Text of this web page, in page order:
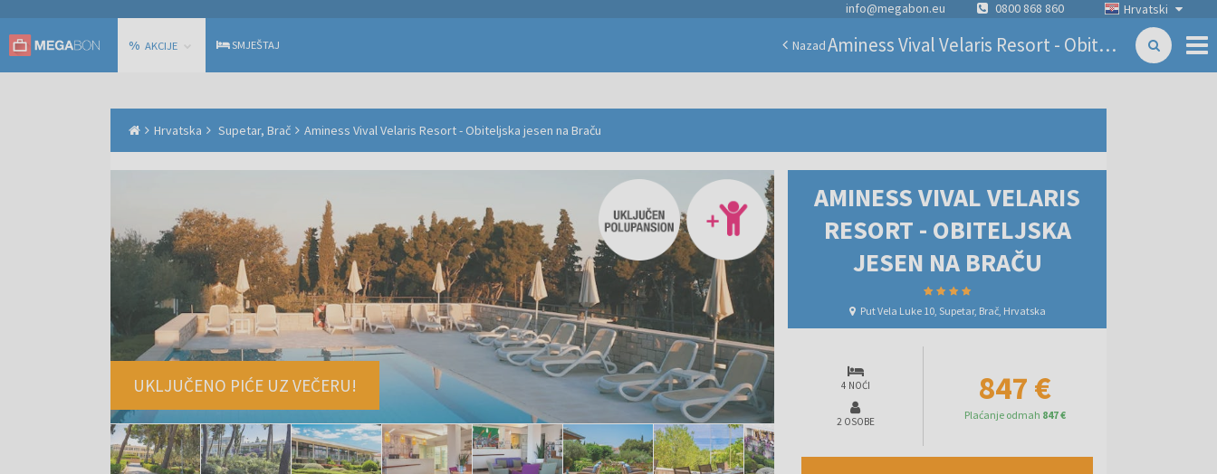
Hrvatski
info@megabon.eu 0800 868 860
% AKCIJE SMJEŠTAJ Nazad Aminess Vival Velaris Resort - Obiteljska jesen na Braču
Hrvatska Supetar, Brač Aminess Vival Velaris Resort - Obiteljska jesen na Braču
AMINESS VIVAL VELARIS
RESORT - OBITELJSKA
JESEN NA BRAČU
Put Vela Luke 10, Supetar, Brač, Hrvatska
4 NOĆI
2 OSOBE
847 €
Plaćanje odmah 847 €
UKLJUČENO PIĆE UZ VEČERU!